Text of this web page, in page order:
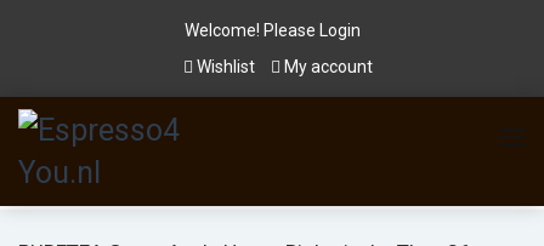
Welcome! Please
Login
Wishlist
My account